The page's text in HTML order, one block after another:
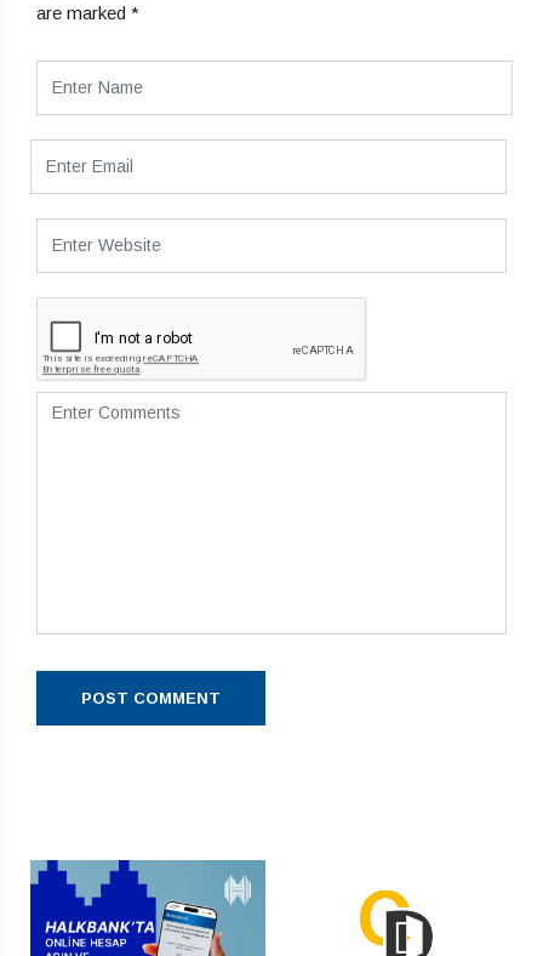
are marked *